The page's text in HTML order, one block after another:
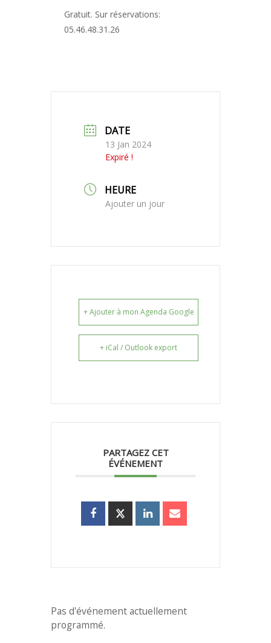
Gratuit. Sur réservations:
05.46.48.31.26
DATE
13 Jan 2024
Expiré !
HEURE
Ajouter un jour
+ Ajouter à mon Agenda Google
+ iCal / Outlook export
PARTAGEZ CET
ÉVÉNEMENT
Pas d'événement actuellement
programmé.